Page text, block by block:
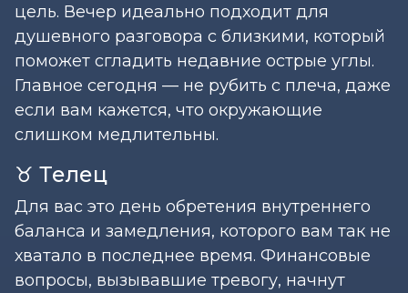
цель. Вечер идеально подходит для
душевного разговора с близкими, который
поможет сгладить недавние острые углы.
Главное сегодня — не рубить с плеча, даже
если вам кажется, что окружающие
слишком медлительны.
♉ Телец
Для вас это день обретения внутреннего
баланса и замедления, которого вам так не
хватало в последнее время. Финансовые
вопросы, вызывавшие тревогу, начнут